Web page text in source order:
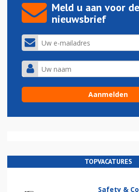
Meld u aan voor de
nieuwsbrief
TOPVACATURES
Safety &